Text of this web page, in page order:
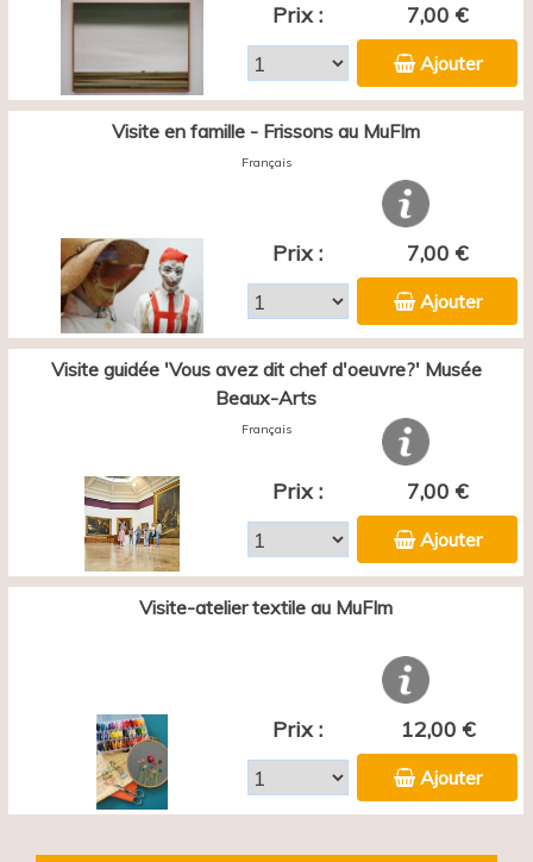
Prix : 7,00 €
Ajouter
Visite en famille - Frissons au MuFIm
Français
Prix : 7,00 €
Ajouter
Visite guidée 'Vous avez dit chef d'oeuvre?' Musée
Beaux-Arts
Français
Prix : 7,00 €
Ajouter
Visite-atelier textile au MuFIm
Prix : 12,00 €
Ajouter